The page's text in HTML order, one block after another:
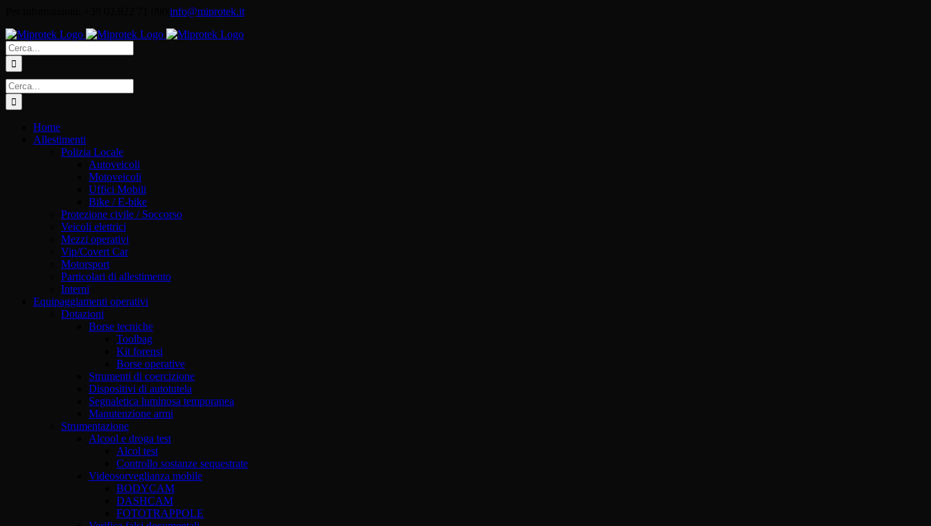
contenuto
info@miprotek.it
Cerca
per:
Cerca
per:
Home
Allestimenti
Polizia Locale
Autoveicoli
Motoveicoli
Uffici Mobili
Bike / E-bike
Protezione civile / Soccorso
Veicoli elettrici
Mezzi operativi
Vip/Covert Car
Motorsport
Particolari di allestimento
Interni
Equipaggiamenti operativi
Dotazioni
Borse tecniche
Toolbag
Kit forensi
Borse operative
Strumenti di coercizione
Dispositivi di autotutela
Segnaletica luminosa temporanea
Manutenzione armi
Strumentazione
Alcool e droga test
Alcol test
Controllo sostanze sequestrate
Videosorveglianza mobile
BODYCAM
DASHCAM
FOTOTRAPPOLE